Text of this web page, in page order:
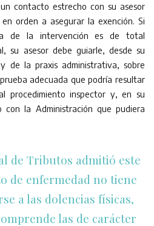
contacto estrecho con su asesor
orden a asegurar la exención. Si
de la intervención es de total
su asesor debe guiarle, desde su
de la praxis administrativa, sobre
adecuada que podría resultar
procedimiento inspector y, en su
la Administración que pudiera
de Tributos admitió este
de enfermedad no tiene
a las dolencias físicas,
las de carácter